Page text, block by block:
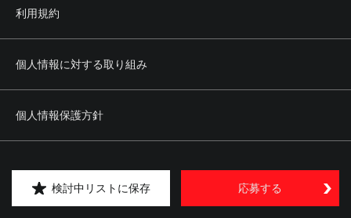
検討中リストに保存 応募する
利用規約
個人情報に対する取り組み
個人情報保護方針